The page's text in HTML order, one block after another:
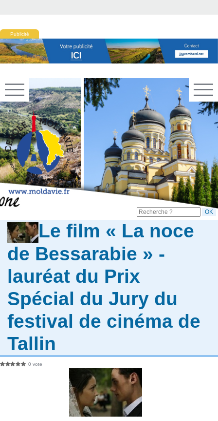
Publicité
Le film « La noce
de Bessarabie » -
lauréat du Prix
Spécial du Jury du
festival de cinéma de
Tallin
0 vote